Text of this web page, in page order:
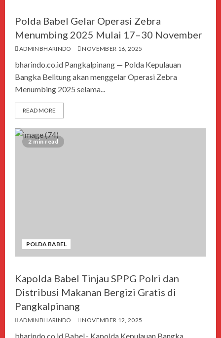
Polda Babel Gelar Operasi Zebra
Menumbing 2025 Mulai 17–30 November
ADMINBHARINDO NOVEMBER 16, 2025
bharindo.co.id Pangkalpinang — Polda Kepulauan
Bangka Belitung akan menggelar Operasi Zebra
Menumbing 2025 selama...
READ MORE
2 min read
POLDA BABEL
Kapolda Babel Tinjau SPPG Polri dan
Distribusi Makanan Bergizi Gratis di
Pangkalpinang
ADMINBHARINDO NOVEMBER 12, 2025
bharindo.co.id Babel,- Kapolda Kepulauan Bangka